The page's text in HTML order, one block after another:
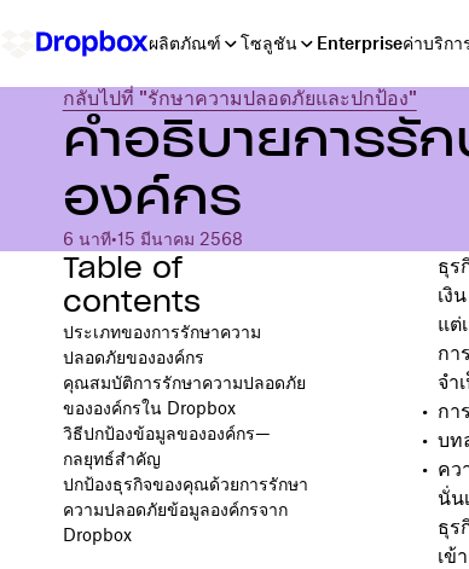
ผลิตภัณฑ์ โซลูชัน Enterpriseค่าบริกา
กลับไปที่ "รักษาความปลอดภัยและปกป้อง"
คำอธิบายการรั
องค์กร
6 นาที•15 มีนาคม 2568
Table of
contents
ประเภทของการรักษาความ
ปลอดภัยขององค์กร
คุณสมบัติการรักษาความปลอดภัย
ขององค์กรใน Dropbox
วิธีปกป้องข้อมูลขององค์กร—
กลยุทธ์สำคัญ
ปกป้องธุรกิจของคุณด้วยการรักษา
ความปลอดภัยข้อมูลองค์กรจาก
Dropbox
ธุร
เงิ
แต่
กา
จำ
กา
บท
คว
นั่น
ธุร
เข้